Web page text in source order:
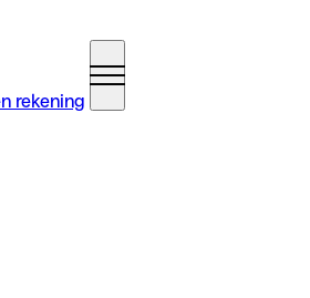
rekening